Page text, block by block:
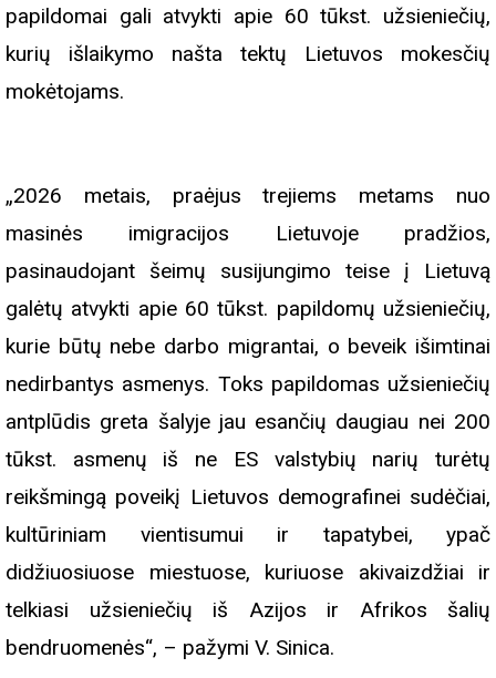
papildomai gali atvykti apie 60 tūkst. užsieniečių,
kurių išlaikymo našta tektų Lietuvos mokesčių
mokėtojams.
„2026 metais, praėjus trejiems metams nuo
masinės imigracijos Lietuvoje pradžios,
pasinaudojant šeimų susijungimo teise į Lietuvą
galėtų atvykti apie 60 tūkst. papildomų užsieniečių,
kurie būtų nebe darbo migrantai, o beveik išimtinai
nedirbantys asmenys. Toks papildomas užsieniečių
antplūdis greta šalyje jau esančių daugiau nei 200
tūkst. asmenų iš ne ES valstybių narių turėtų
reikšmingą poveikį Lietuvos demografinei sudėčiai,
kultūriniam vientisumui ir tapatybei, ypač
didžiuosiuose miestuose, kuriuose akivaizdžiai ir
telkiasi užsieniečių iš Azijos ir Afrikos šalių
bendruomenės“, – pažymi V. Sinica.